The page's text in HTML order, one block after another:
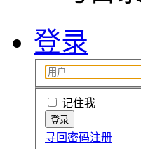
登录
记住我
寻回密码注册